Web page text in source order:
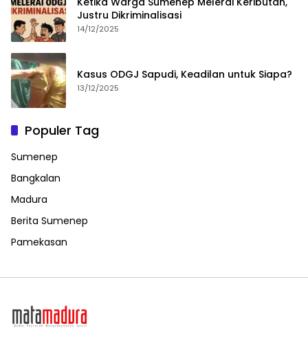
Justru Dikriminalisasi
14/12/2025
Kasus ODGJ Sapudi, Keadilan untuk Siapa?
13/12/2025
Populer Tag
Sumenep
Bangkalan
Madura
Berita Sumenep
Pamekasan